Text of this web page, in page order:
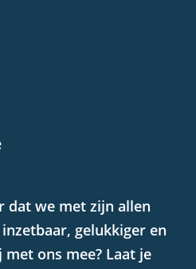
dat we met zijn allen
gelukkiger en
ons mee? Laat je